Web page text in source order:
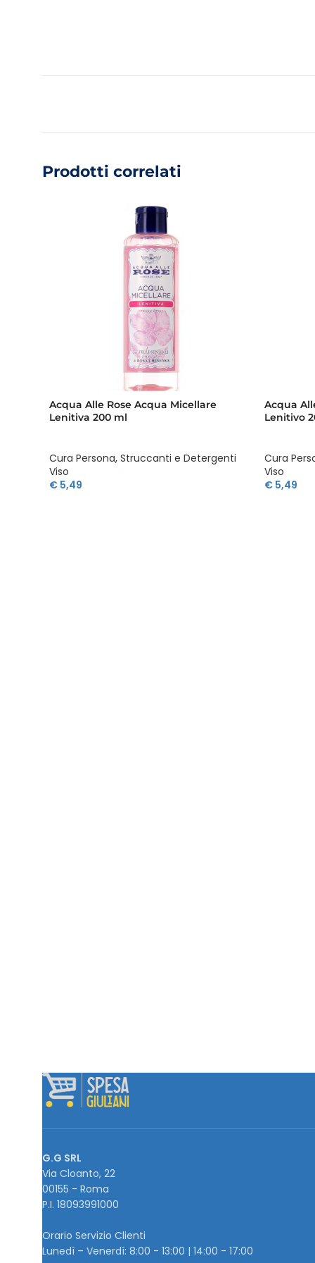
Prodotti correlati
Acqua Alle Rose Acqua Micellare
Lenitiva 200 ml
Cura Persona, Struccanti e Detergenti
Viso
€ 5,49
Acqua
Lenitivo
Cura
Viso
€5,49
G.G SRL
Via Cloanto, 22
00155 - Roma
P.I. ‭18093991000
Orario Servizio Clienti
Lunedì – Venerdì: 8:00 - 13:00 | 14:00 - 17:00